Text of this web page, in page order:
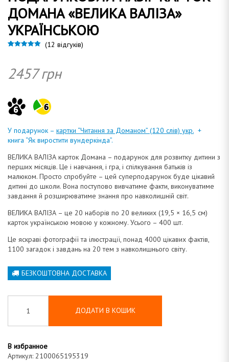
а
ДОМАНА «ВЕЛИКА ВАЛІЗА»
УКРАЇНСЬКОЮ
покупців
(12 відгуків)
2457грн
У подарунок – картки “Читання за Доманом” (120 слів) укр. +
книга “Як виростити вундеркінда”.
ВЕЛИКА ВАЛІЗА карток Домана – подарунок для розвитку дитини з
перших місяців. Це і навчання, і гра, і спілкування батьків із
малюком. Просто спробуйте – цей суперподарунок буде цікавий
дитині до школи. Вона поступово вивчатиме факти, виконуватиме
завдання й розширюватиме знання про навколишній світ.
ВЕЛИКА ВАЛІЗА – це 20 наборів по 20 великих (19,5 × 16,5 см)
карток українською мовою у кожному. Усього – 400 шт.
Це яскраві фотографії та ілюстрації, понад 4000 цікавих фактів,
1100 загадок і завдань на 20 тем з навколишнього світу.
БЕЗКОШТОВНА ДОСТАВКА
ДОДАТИ В КОШИК
В избранное
Артикул: 2100065195319